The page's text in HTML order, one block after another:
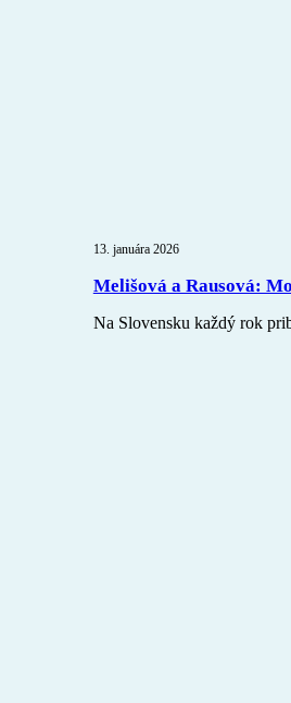
13. januára 2026
Melišová a Rausová:
Na Slovensku každý rok